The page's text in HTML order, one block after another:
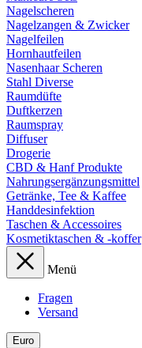
Nagelscheren
Nagelzangen & Zwicker
Nagelfeilen
Hornhautfeilen
Nasenhaar Scheren
Stahl Diverse
Raumdüfte
Duftkerzen
Raumspray
Diffuser
Drogerie
CBD & Hanf Produkte
Nahrungsergänzungsmittel
Getränke, Tee & Kaffee
Handdesinfektion
Taschen & Accessoires
Kosmetiktaschen & -koffer
Menü
Fragen
Versand
Euro